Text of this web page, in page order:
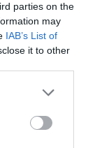
parties on the
may
IAB’s List of
it to other
a fost găsit
român în
și a suferit
scrie
Botos, 45 de